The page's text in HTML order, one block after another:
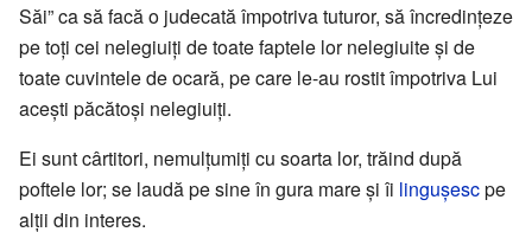
Săi” ca să facă o judecată împotriva tuturor, să încredinţeze
pe toţi cei nelegiuiţi de toate faptele lor nelegiuite şi de
toate cuvintele de ocară, pe care le-au rostit împotriva Lui
aceşti păcătoşi nelegiuiţi.
Ei sunt cârtitori, nemulţumiţi cu soarta lor, trăind după
poftele lor; se laudă pe sine în gura mare şi îi linguşescpe
alţii din interes.